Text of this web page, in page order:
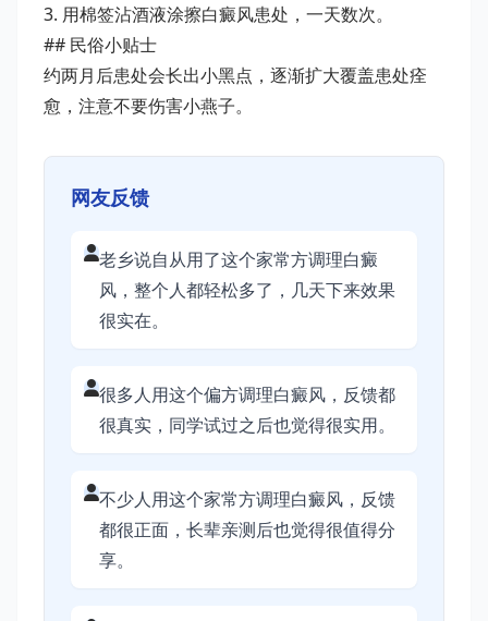
3. 用棉签沾酒液涂擦白癜风患处，一天数次。
## 民俗小贴士
约两月后患处会长出小黑点，逐渐扩大覆盖患处痊
愈，注意不要伤害小燕子。
网友反馈
老乡说自从用了这个家常方调理白癜
风，整个人都轻松多了，几天下来效果
很实在。
很多人用这个偏方调理白癜风，反馈都
很真实，同学试过之后也觉得很实用。
不少人用这个家常方调理白癜风，反馈
都很正面，长辈亲测后也觉得很值得分
享。